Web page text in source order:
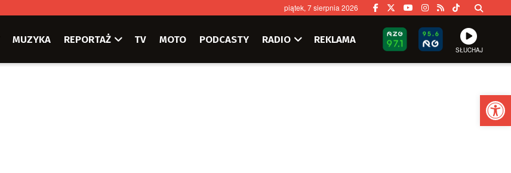
piątek, 7 sierpnia 2026
MUZYKA REPORTAŻ TV MOTO PODCASTY RADIO REKLAMA
SŁUCHAJ